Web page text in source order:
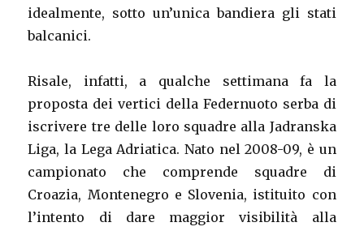
idealmente, sotto un’unica bandiera gli stati
balcanici.
Risale, infatti, a qualche settimana fa la
proposta dei vertici della Federnuoto serba di
iscrivere tre delle loro squadre alla Jadranska
Liga, la Lega Adriatica. Nato nel 2008-09, è un
campionato che comprende squadre di
Croazia, Montenegro e Slovenia, istituito con
l’intento di dare maggior visibilità alla